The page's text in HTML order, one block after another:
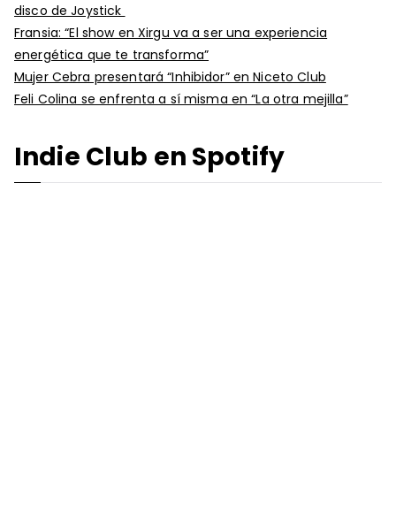
disco de Joystick
Fransia: “El show en Xirgu va a ser una experiencia
energética que te transforma”
Mujer Cebra presentará “Inhibidor” en Niceto Club
Feli Colina se enfrenta a sí misma en “La otra mejilla”
Indie Club en Spotify